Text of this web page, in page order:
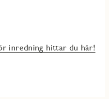
inredning hittar du här!